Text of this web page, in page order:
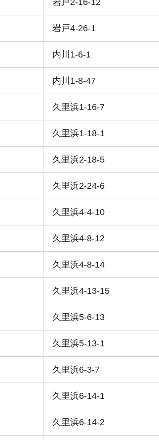
岩戸2-16-12
岩戸4-26-1
内川1-6-1
内川1-8-47
久里浜1-16-7
久里浜1-18-1
久里浜2-18-5
久里浜2-24-6
久里浜4-4-10
久里浜4-8-12
久里浜4-8-14
久里浜4-13-15
久里浜5-6-13
久里浜5-13-1
久里浜6-3-7
久里浜6-14-1
久里浜6-14-2